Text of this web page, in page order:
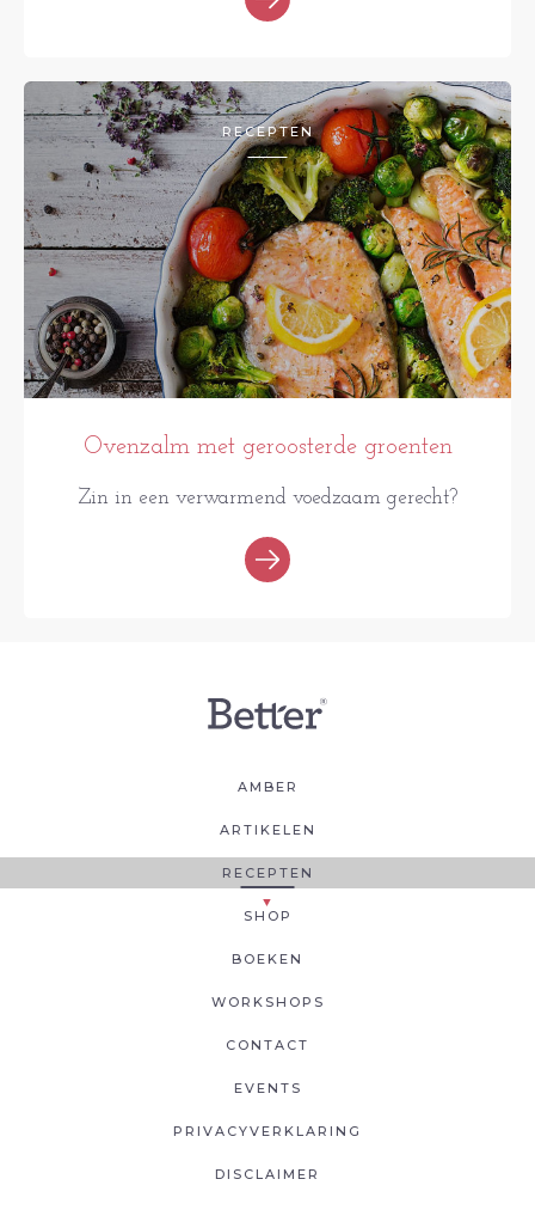
RECEPTEN
Ovenzalm met geroosterde groenten
Zin in een verwarmend voedzaam gerecht?
AMBER
ARTIKELEN
RECEPTEN
SHOP
BOEKEN
WORKSHOPS
CONTACT
EVENTS
PRIVACYVERKLARING
DISCLAIMER